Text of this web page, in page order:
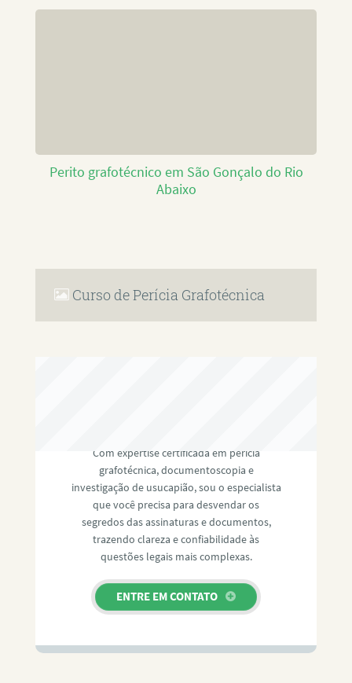
Perito grafotécnico em São Gonçalo do Rio
Abaixo
Curso de Perícia Grafotécnica
Com expertise certificada em perícia
grafotécnica, documentoscopia e
investigação de usucapião, sou o especialista
que você precisa para desvendar os
segredos das assinaturas e documentos,
trazendo clareza e confiabilidade às
questões legais mais complexas.
ENTRE EM CONTATO